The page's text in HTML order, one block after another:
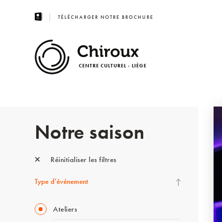
TÉLÉCHARGER NOTRE BROCHURE
CENTRE CULTUREL - LIÈGE
Notre saison
Réinitialiser les filtres
Type d’événement
Ateliers